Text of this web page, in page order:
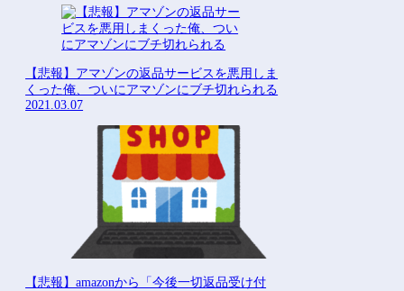
【悲報】アマゾンの返品サービスを悪用しま
くった俺、ついにアマゾンにブチ切れられる
2021.03.07
【悲報】amazonから「今後一切返品受け付